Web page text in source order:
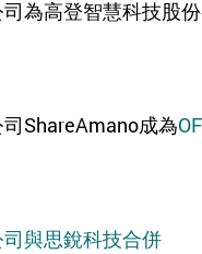
為高登智慧科技股
ShareAmano成為
與思銳科技合併